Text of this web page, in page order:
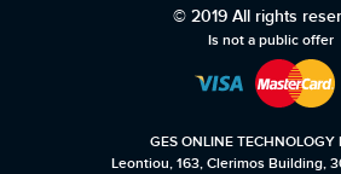
© 2019 All rights
Is not a public offer
GES ONLINE TECHNOLOGY
Leontiou, 163, Clerimos Building,